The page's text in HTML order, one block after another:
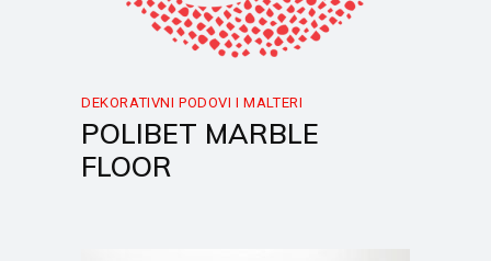
DEKORATIVNI PODOVI I MALTERI
POLIBET MARBLE
FLOOR